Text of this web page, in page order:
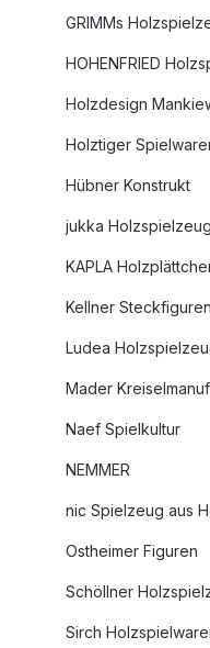
GRIMMs
HOHENFRIED
Holzdesign
Holztiger
Hübner Konstrukt
jukka Holzspielzeug
KAPLA
Kellner Steckfiguren
Ludea
Mader
Naef Spielkultur
NEMMER
nic Spielzeug aus
Ostheimer Figuren
Schöllner
Sirch